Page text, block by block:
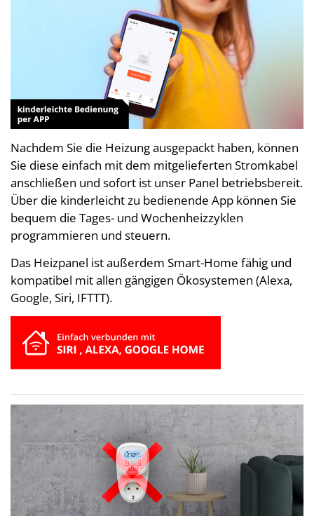
Nachdem Sie die Heizung ausgepackt haben, können
Sie diese einfach mit dem mitgelieferten Stromkabel
anschließen und sofort ist unser Panel betriebsbereit.
Über die kinderleicht zu bedienende App können Sie
bequem die Tages- und Wochenheizzyklen
programmieren und steuern.
Das Heizpanel ist außerdem Smart-Home fähig und
kompatibel mit allen gängigen Ökosystemen (Alexa,
Google, Siri, IFTTT).